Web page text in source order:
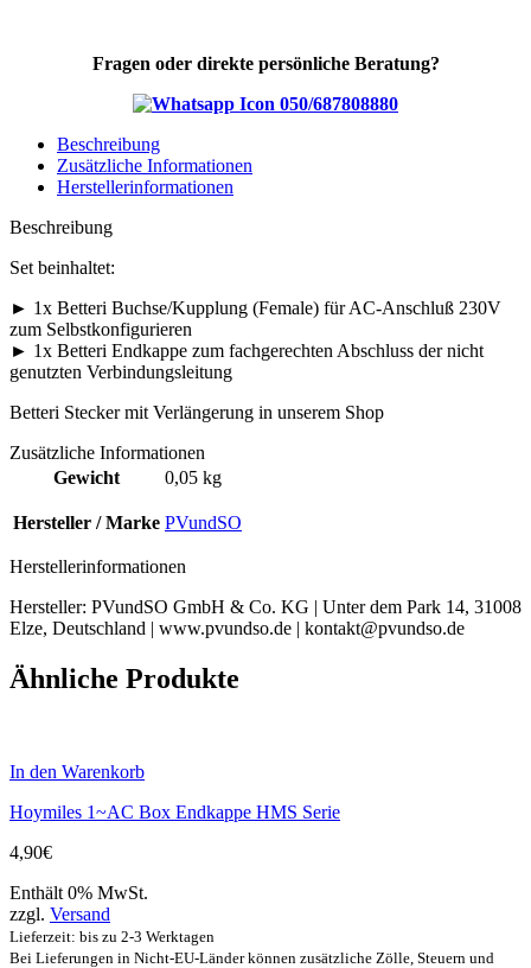
Fragen oder direkte persönliche Beratung?
050/687808880
Beschreibung
Zusätzliche Informationen
Herstellerinformationen
Beschreibung
Set beinhaltet:
► 1x Betteri Buchse/Kupplung (Female) für AC-Anschluß 230V
zum Selbstkonfigurieren
► 1x Betteri Endkappe zum fachgerechten Abschluss der nicht
genutzten Verbindungsleitung
Betteri Stecker mit Verlängerung in unserem Shop
Zusätzliche Informationen
Gewicht
0,05 kg
Hersteller / Marke PVundSO
Herstellerinformationen
Hersteller: PVundSO GmbH & Co. KG | Unter dem Park 14, 31008
Elze, Deutschland | www.pvundso.de | kontakt@pvundso.de
Ähnliche Produkte
In den Warenkorb
Hoymiles 1~AC Box Endkappe HMS Serie
4,90€
Enthält 0% MwSt.
zzgl. Versand
Lieferzeit: bis zu 2-3 Werktagen
Bei Lieferungen in Nicht-EU-Länder können zusätzliche Zölle, Steuern und